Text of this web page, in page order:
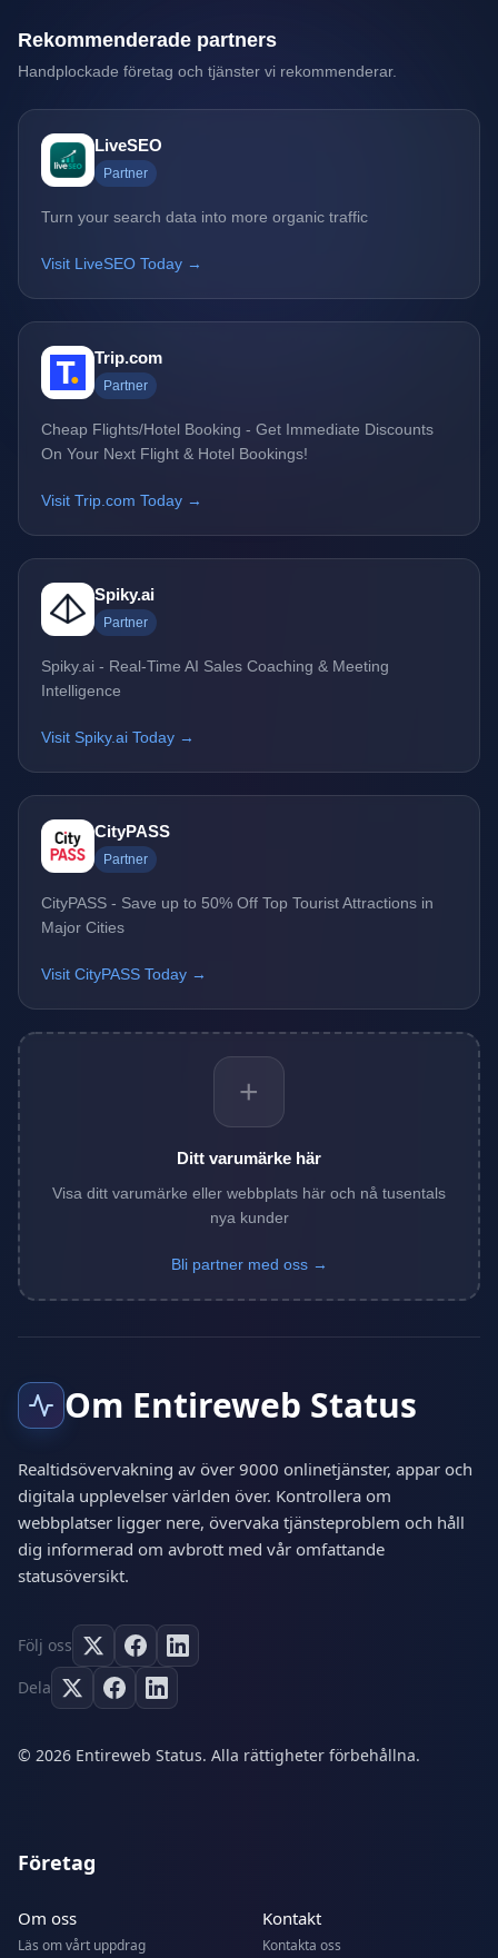
Rekommenderade partners
Handplockade företag och tjänster vi rekommenderar.
LiveSEO
Partner
Turn your search data into more organic traffic
Visit LiveSEO Today →
Trip.com
Partner
Cheap Flights/Hotel Booking - Get Immediate Discounts
On Your Next Flight & Hotel Bookings!
Visit Trip.com Today →
Spiky.ai
Partner
Spiky.ai - Real-Time AI Sales Coaching & Meeting
Intelligence
Visit Spiky.ai Today →
CityPASS
Partner
CityPASS - Save up to 50% Off Top Tourist Attractions in
Major Cities
Visit CityPASS Today →
+
Ditt varumärke här
Visa ditt varumärke eller webbplats här och nå tusentals
nya kunder
Bli partner med oss →
Om Entireweb Status
Realtidsövervakning av över 9000 onlinetjänster, appar och
digitala upplevelser världen över. Kontrollera om
webbplatser ligger nere, övervaka tjänsteproblem och håll
dig informerad om avbrott med vår omfattande
statusöversikt.
Följ oss
Dela
© 2026 Entireweb Status. Alla rättigheter förbehållna.
Företag
Om oss
Läs om vårt uppdrag
Kontakt
Kontakta oss